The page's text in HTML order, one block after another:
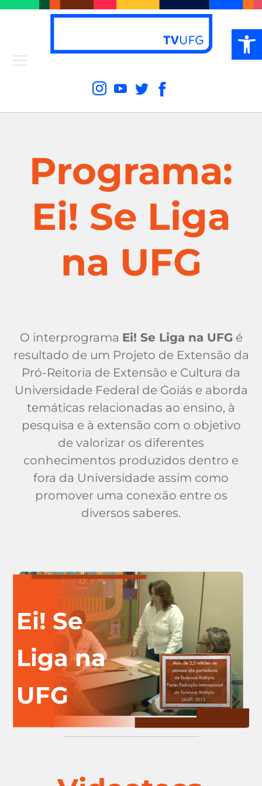
Programa:
Ei! Se Liga
na UFG
O interprograma Ei! Se Liga na UFG é
resultado de um Projeto de Extensão da
Pró-Reitoria de Extensão e Cultura da
Universidade Federal de Goiás e aborda
temáticas relacionadas ao ensino, à
pesquisa e à extensão com o objetivo
de valorizar os diferentes
conhecimentos produzidos dentro e
fora da Universidade assim como
promover uma conexão entre os
diversos saberes.
Ei! Se
Liga na
UFG